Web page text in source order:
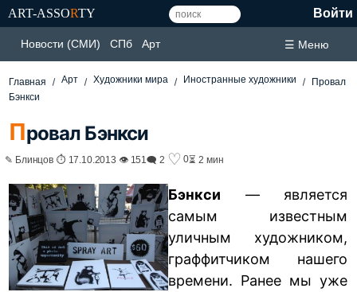
ART-ASSORTY Войти
Новости (СМИ) СПб Арт ☰ Меню
Главная Арт Художники мира Иностранные художники
Провал
Бэнкси
Провал Бэнкси
✎ Блинцов ⏱ 17.10.2013 👁 151🗨 2 ♡ 0⏳ 2 мин
Бэнкси — является
самым известным
уличным художником,
граффитчиком нашего
времени. Ранее мы уже